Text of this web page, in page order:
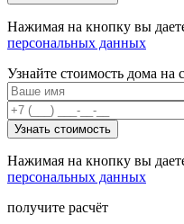
Нажимая на кнопку вы
персональных данных
Узнайте стоимость дома на
Нажимая на кнопку вы
персональных данных
получите расчёт